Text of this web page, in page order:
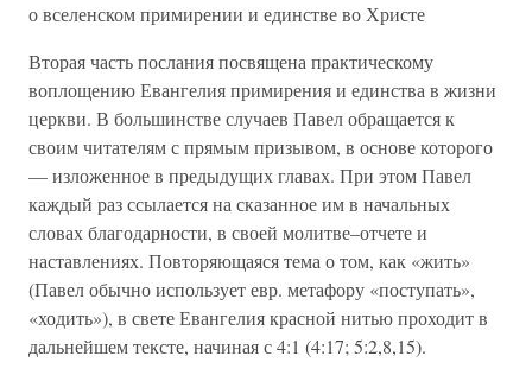
о вселенском примирении и единстве во Христе
Вторая часть послания посвящена практическому
воплощению Евангелия примирения и единства в жизни
церкви. В большинстве случаев Павел обращается к
своим читателям с прямым призывом, в основе которого
— изложенное в предыдущих главах. При этом Павел
каждый раз ссылается на сказанное им в начальных
словах благодарности, в своей молитве–отчете и
наставлениях. Повторяющаяся тема о том, как «жить»
(Павел обычно использует евр. метафору «поступать»,
«ходить»), в свете Евангелия красной нитью проходит в
дальнейшем тексте, начиная с 4:1 (4:17; 5:2,8,15).